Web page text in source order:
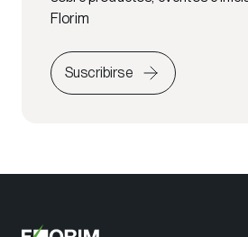
Florim
Suscribirse